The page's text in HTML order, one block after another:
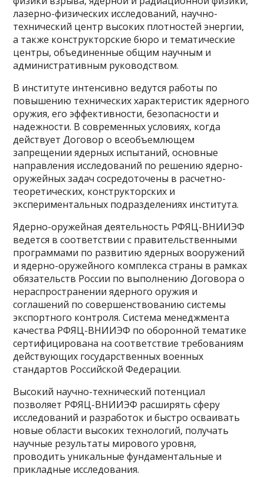
лазерно-физических исследований, научно-
технический центр высоких плотностей энергии,
а также конструкторские бюро и тематические
центры, объединенные общим научным и
административным руководством.
В институте интенсивно ведутся работы по
повышению технических характеристик ядерного
оружия, его эффективности, безопасности и
надежности. В современных условиях, когда
действует Договор о всеобъемлющем
запрещении ядерных испытаний, основные
направления исследований по решению ядерно-
оружейных задач сосредоточены в расчетно-
теоретических, конструкторских и
экспериментальных подразделениях института.
Ядерно-оружейная деятельность РФЯЦ-ВНИИЭФ
ведется в соответствии с правительственными
программами по развитию ядерных вооружений
и ядерно-оружейного комплекса страны в рамках
обязательств России по выполнению Договора о
нераспространении ядерного оружия и
соглашений по совершенствованию системы
экспортного контроля. Система менеджмента
качества РФЯЦ-ВНИИЭФ по оборонной тематике
сертифицирована на соответствие требованиям
действующих государственных военных
стандартов Российской Федерации.
Высокий научно-технический потенциал
позволяет РФЯЦ-ВНИИЭФ расширять сферу
исследований и разработок и быстро осваивать
новые области высоких технологий, получать
научные результаты мирового уровня,
проводить уникальные фундаментальные и
прикладные исследования.